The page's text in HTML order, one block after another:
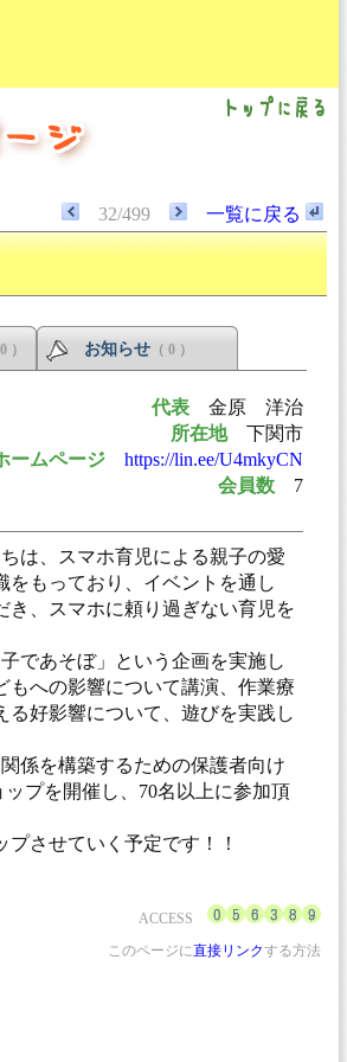
32/499 一覧に戻る
） お知らせ （ 0 ）
代表 金原 洋治
所在地 下関市
ームページ https://lin.ee/U4mkyCN
会員数 7
は、スマホ育児による親子の愛
もっており、イベントを通し
き、スマホに頼り過ぎない育児を
であそぼ」という企画を実施し
もへの影響について講演、作業療
好影響について、遊びを実践し
係を構築するための保護者向け
プを開催し、70名以上に参加頂
させていく予定です！！
ACCESS
このページに直接リンクする方法